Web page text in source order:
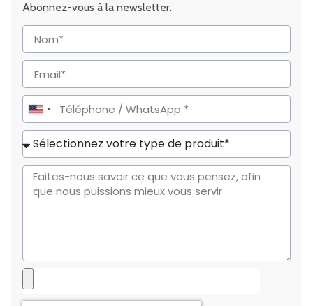
Abonnez-vous à la newsletter.
United
States
+1